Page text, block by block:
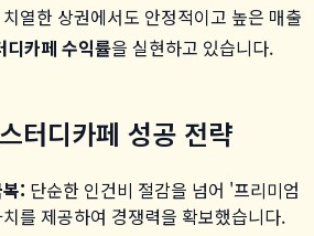
열한 상권에서도 안정적이고 높은 매출
디카페 수익률을 실현하고 있습니다.
터디카페 성공 전략
: 단순한 인건비 절감을 넘어 '프리미엄
를 제공하여 경쟁력을 확보했습니다.